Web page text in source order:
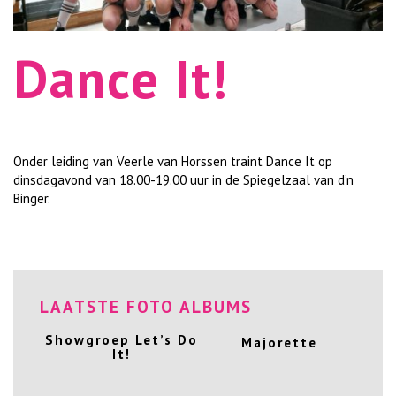
Dance It!
Onder leiding van Veerle van Horssen traint Dance It op
dinsdagavond van 18.00-19.00 uur in de Spiegelzaal van d’n
Binger.
LAATSTE FOTO ALBUMS
Showgroep Let’s Do
It!
Majorette